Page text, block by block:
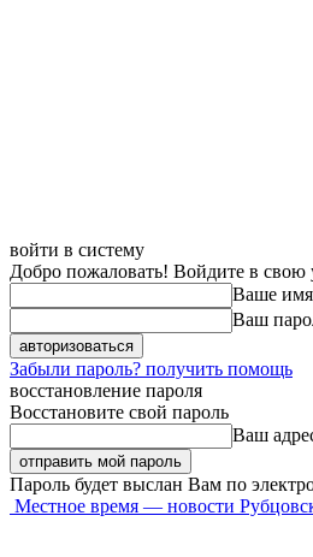
войти в систему
Добро пожаловать! Войдите в свою
Ваше имя
Ваш
Забыли пароль? получить помощь
восстановление пароля
Восстановите свой пароль
Ваш
Пароль будет выслан Вам по
Местное время — новости